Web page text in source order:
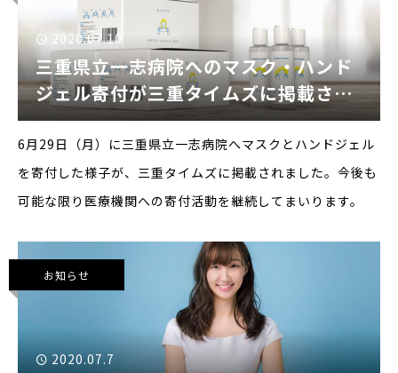
2020.07.10
三重県立一志病院へのマスク・ハンド
ジェル寄付が三重タイムズに掲載され
ました
6月29日（月）に三重県立一志病院へマスクとハンドジェル
を寄付した様子が、三重タイムズに掲載されました。今後も
可能な限り医療機関への寄付活動を継続してまいります。
お知らせ
2020.07.7